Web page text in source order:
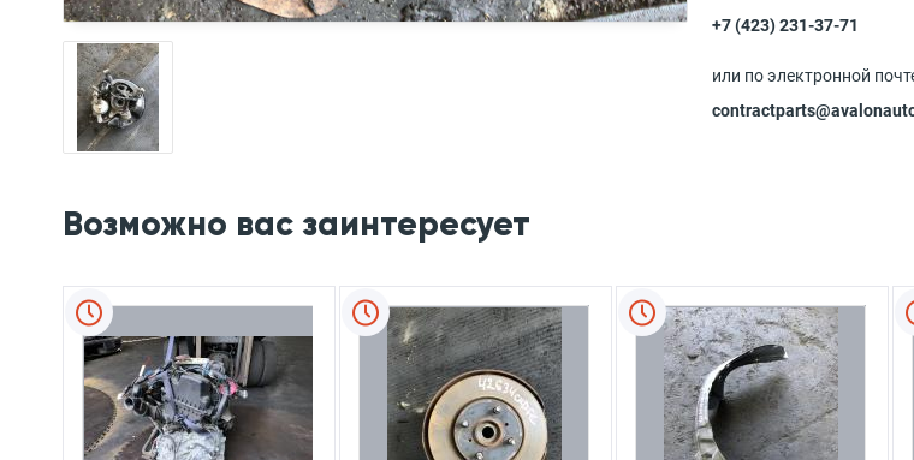
+7 (423) 231-37-71
или по электронной
Возможно вас заинтересует